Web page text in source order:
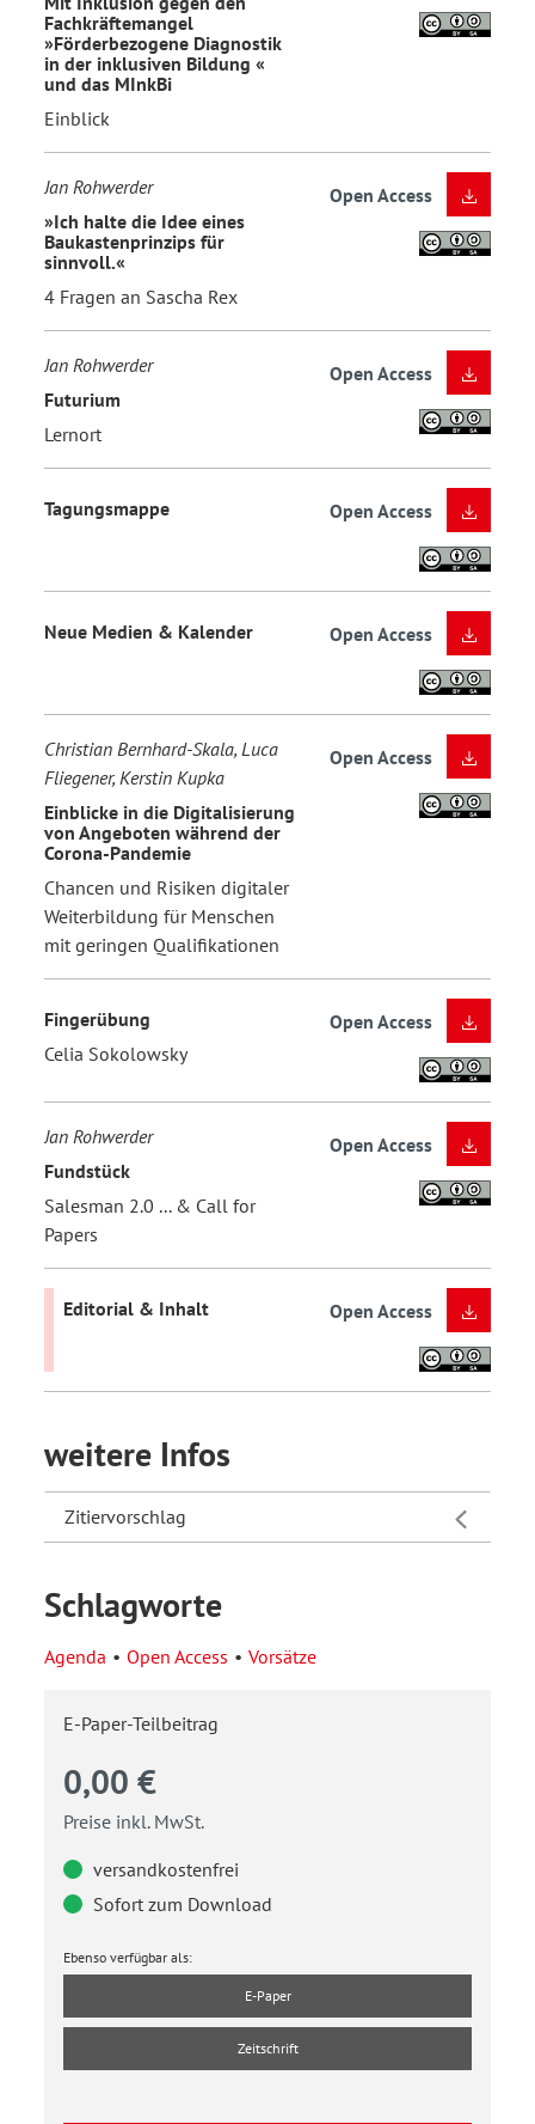
Fachkräftemangel
»Förderbezogene Diagnostik
in der inklusiven Bildung «
und das MInkBi
Einblick
Jan Rohwerder
»Ich halte die Idee eines
Baukastenprinzips für
sinnvoll.«
4 Fragen an Sascha Rex
Open Access
Jan Rohwerder
Futurium
Lernort
Open Access
Tagungsmappe Open Access
Neue Medien & Kalender Open Access
Christian Bernhard-Skala, Luca
Fliegener, Kerstin Kupka
Einblicke in die Digitalisierung
von Angeboten während der
Corona-Pandemie
Chancen und Risiken digitaler
Weiterbildung für Menschen
mit geringen Qualifikationen
Open Access
Fingerübung
Celia Sokolowsky
Open Access
Jan Rohwerder
Fundstück
Salesman 2.0 ... & Call for
Papers
Open Access
Editorial & Inhalt Open Access
weitere Infos
Zitiervorschlag
Schlagworte
Agenda Open Access Vorsätze
E-Paper-Teilbeitrag
0,00 €
Preise inkl. MwSt.
versandkostenfrei
Sofort zum Download
Ebenso verfügbar als:
E-Paper
Zeitschrift